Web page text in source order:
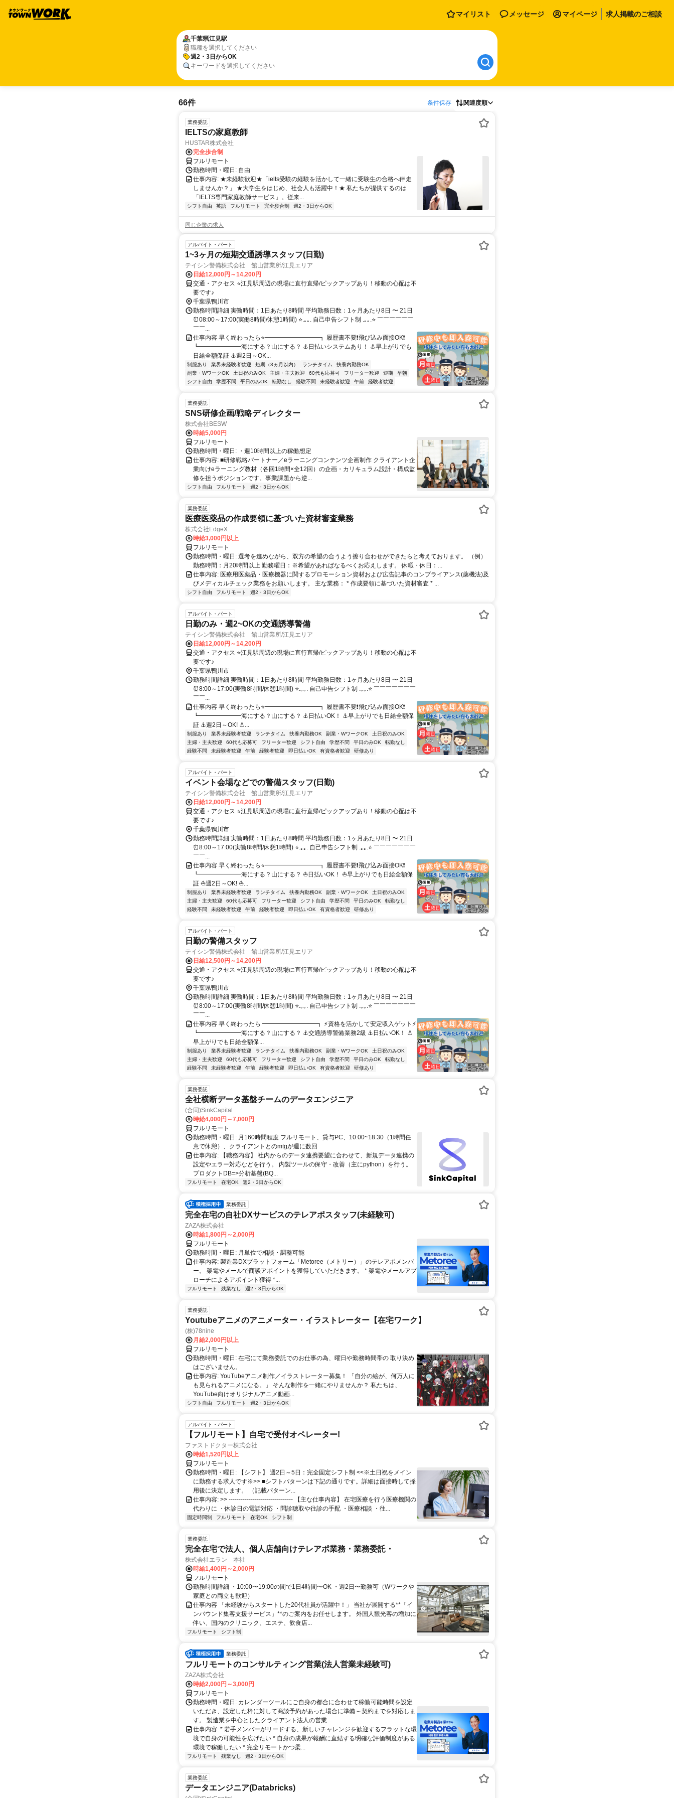
マイリスト メッセージ マイページ 求人掲載のご相談
千葉県江見駅
職種を選択してください
週2・3日からOK
キーワードを選択してください
66件 条件保存 関連度順
業務委託
IELTSの家庭教師
HUSTAR株式会社
完全歩合制
フルリモート
勤務時間・曜日: 自由
仕事内容: ★未経験歓迎★「ielts受験の経験を活かして一緒に受験生の合格へ伴走
しませんか？」 ★大学生をはじめ、社会人も活躍中！★ 私たちが提供するのは
「IELTS専門家庭教師サービス」。従来...
シフト自由 英語 フルリモート 完全歩合制 週2・3日からOK
同じ企業の求人
アルバイト・パート
1~3ヶ月の短期交通誘導スタッフ(日勤)
テイシン警備株式会社 館山営業所/江見エリア
日給12,000円～14,200円
交通・アクセス ⭐江見駅周辺の現場に直行直帰/ピックアップあり！移動の心配は不
要です♪
千葉県鴨川市
勤務時間詳細 実働時間：1日あたり8時間 平均勤務日数：1ヶ月あたり8日 〜 21日
⏰08:00～17:00(実働8時間/休憩1時間) ⭐.｡｡. 自己申告シフト制 .｡｡.⭐ ￣￣￣￣￣￣
￣￣...
仕事内容 早く終わったら⭐━━━━━━━━━┓ 履歴書不要❗飛び込み面接OK❗
┗━━━━━━━海にする？山にする？ ⚓日払いシステムあり！ ⚓早上がりでも
日給全額保証 ⚓週2日～OK...
制服あり 業界未経験者歓迎 短期（3ヵ月以内） ランチタイム
扶養内勤務OK
副業・WワークOK
土日祝のみOK 主婦・主夫歓迎 60代も応募可 フリーター歓迎 短期
早朝
シフト自由
学歴不問 平日のみOK 転勤なし 経験不問 未経験者歓迎 午前 経験者歓迎
業務委託
SNS研修企画/戦略ディレクター
株式会社BESW
時給5,000円
フルリモート
勤務時間・曜日: ・週10時間以上の稼働想定
仕事内容: ■研修戦略パートナー／eラーニングコンテンツ企画制作 クライアント企
業向けeラーニング教材（各回1時間×全12回）の企画・カリキュラム設計・構成監
修を担うポジションです。事業課題から逆...
シフト自由 フルリモート 週2・3日からOK
業務委託
医療医薬品の作成要領に基づいた資材審査業務
株式会社EdgeX
時給3,000円以上
フルリモート
勤務時間・曜日: 選考を進めながら、双方の希望の合うよう擦り合わせができたらと考えております。 （例）
勤務時間：月20時間以上 勤務曜日：※希望があればなるべくお応えします。 休暇・休日：...
仕事内容: 医療用医薬品・医療機器に関するプロモーション資材および広告記事のコンプライアンス(薬機法)及
びメディカルチェック業務をお願いします。 主な業務： * 作成要領に基づいた資材審査 * ...
シフト自由 フルリモート 週2・3日からOK
アルバイト・パート
日勤のみ・週2~OKの交通誘導警備
テイシン警備株式会社 館山営業所/江見エリア
日給12,000円～14,200円
交通・アクセス ⭐江見駅周辺の現場に直行直帰/ピックアップあり！移動の心配は不
要です♪
千葉県鴨川市
勤務時間詳細 実働時間：1日あたり8時間 平均勤務日数：1ヶ月あたり8日 〜 21日
⏰8:00～17:00(実働8時間/休憩1時間) ⭐.｡｡. 自己申告シフト制 .｡｡.⭐ ￣￣￣￣￣￣￣
￣￣...
仕事内容 早く終わったら⭐━━━━━━━━━┓ 履歴書不要❗飛び込み面接OK❗
┗━━━━━━━海にする？山にする？ ⚓日払いOK！ ⚓早上がりでも日給全額保
証 ⚓週2日～OK! ⚓...
制服あり 業界未経験者歓迎 ランチタイム 扶養内勤務OK 副業・WワークOK
土日祝のみOK
主婦・主夫歓迎
60代も応募可 フリーター歓迎 シフト自由 学歴不問 平日のみOK
転勤なし
経験不問
未経験者歓迎 午前 経験者歓迎 即日払いOK 有資格者歓迎 研修あり
アルバイト・パート
イベント会場などでの警備スタッフ(日勤)
テイシン警備株式会社 館山営業所/江見エリア
日給12,000円～14,200円
交通・アクセス ⭐江見駅周辺の現場に直行直帰/ピックアップあり！移動の心配は不
要です♪
千葉県鴨川市
勤務時間詳細 実働時間：1日あたり8時間 平均勤務日数：1ヶ月あたり8日 〜 21日
⏰8:00～17:00(実働8時間/休憩1時間) ⭐.｡｡. 自己申告シフト制 .｡｡.⭐ ￣￣￣￣￣￣￣
￣￣...
仕事内容 早く終わったら⭐━━━━━━━━━┓ 履歴書不要❗飛び込み面接OK❗
┗━━━━━━━海にする？山にする？ ⛵日払いOK！ ⛵早上がりでも日給全額保
証 ⛵週2日～OK! ⛵...
制服あり 業界未経験者歓迎 ランチタイム 扶養内勤務OK 副業・WワークOK
土日祝のみOK
主婦・主夫歓迎
60代も応募可 フリーター歓迎 シフト自由 学歴不問 平日のみOK
転勤なし
経験不問
未経験者歓迎 午前 経験者歓迎 即日払いOK 有資格者歓迎 研修あり
アルバイト・パート
日勤の警備スタッフ
テイシン警備株式会社 館山営業所/江見エリア
日給12,500円～14,200円
交通・アクセス ⭐江見駅周辺の現場に直行直帰/ピックアップあり！移動の心配は不
要です♪
千葉県鴨川市
勤務時間詳細 実働時間：1日あたり8時間 平均勤務日数：1ヶ月あたり8日 〜 21日
⏰8:00～17:00(実働8時間/休憩1時間) ⭐.｡｡. 自己申告シフト制 .｡｡.⭐ ￣￣￣￣￣￣￣
￣￣...
仕事内容 早く終わったら ━━━━━━━━━┓ ⚡資格を活かして安定収入ゲット⚡
┗━━━━━━━海にする？山にする？ ⚓交通誘導警備業務2級 ⚓日払いOK！ ⚓
早上がりでも日給全額保...
制服あり 業界未経験者歓迎 ランチタイム 扶養内勤務OK 副業・WワークOK
土日祝のみOK
主婦・主夫歓迎
60代も応募可 フリーター歓迎 シフト自由 学歴不問 平日のみOK
転勤なし
経験不問
未経験者歓迎 午前 経験者歓迎 即日払いOK 有資格者歓迎 研修あり
業務委託
全社横断データ基盤チームのデータエンジニア
(合同)SinkCapital
時給4,000円～7,000円
フルリモート
勤務時間・曜日: 月160時間程度 フルリモート、貸与PC、10:00~18:30（1時間任
意で休憩）、クライアントとのmtgが週に数回
仕事内容: 【職務内容】 社内からのデータ連携要望に合わせて、新規データ連携の
設定やエラー対応などを行う。 内製ツールの保守・改善（主にpython）を行う。
プロダクトDB=>分析基盤(BQ...
フルリモート 在宅OK 週2・3日からOK
業務委託
完全在宅の自社DXサービスのテレアポスタッフ(未経験可)
ZAZA株式会社
時給1,800円～2,000円
フルリモート
勤務時間・曜日: 月単位で相談・調整可能
仕事内容: 製造業DXプラットフォーム「Metoree（メトリー）」のテレアポメンバ
ー。 架電やメールで商談アポイントを獲得していただきます。 * 架電やメールアプ
ローチによるアポイント獲得 *...
フルリモート 残業なし 週2・3日からOK
業務委託
Youtubeアニメのアニメーター・イラストレーター【在宅ワーク】
(株)78nine
月給2,000円以上
フルリモート
勤務時間・曜日: 在宅にて業務委託でのお仕事の為、曜日や勤務時間帯の 取り決め
はございません。
仕事内容: YouTubeアニメ制作／イラストレーター募集！ 「自分の絵が、何万人に
も見られるアニメになる。」 そんな制作を一緒にやりませんか？ 私たちは、
YouTube向けオリジナルアニメ動画...
シフト自由 フルリモート 週2・3日からOK
アルバイト・パート
【フルリモート】自宅で受付オペレーター!
ファストドクター株式会社
時給1,520円以上
フルリモート
勤務時間・曜日: 【シフト】 週2日～5日：完全固定シフト制 <<※土日祝をメイン
に勤務する求人です※>> ■シフトパターンは下記の通りです。詳細は面接時して採
用後に決定します。 （記載パターン...
仕事内容: >> -------------------------------- 【主な仕事内容】 在宅医療を行う医療機関の
代わりに ・休診日の電話対応 ・問診聴取や往診の手配 ・医療相談 ・往...
固定時間制 フルリモート 在宅OK シフト制
業務委託
完全在宅で法人、個人店舗向けテレアポ業務・業務委託・
株式会社エラン 本社
時給1,400円～2,000円
フルリモート
勤務時間詳細 ・10:00〜19:00の間で1日4時間〜OK ・週2日〜勤務可（Wワークや
家庭との両立も歓迎）
仕事内容 「未経験からスタートした20代社員が活躍中！」 当社が展開する**「イ
ンバウンド集客支援サービス」**のご案内をお任せします。 外国人観光客の増加に
伴い、国内のクリニック、エステ、飲食店...
フルリモート シフト制
業務委託
フルリモートのコンサルティング営業(法人営業未経験可)
ZAZA株式会社
時給2,000円～3,000円
フルリモート
勤務時間・曜日: カレンダーツールにご自身の都合に合わせて稼働可能時間を設定
いただき、設定した枠に対して商談予約があった場合に準備～契約までを対応しま
す。 製造業を中心としたクライアント法人の営業...
仕事内容: * 若手メンバーがリードする、新しいチャレンジを歓迎するフラットな環
境で自身の可能性を広げたい * 自身の成果が報酬に直結する明確な評価制度がある
環境で稼働したい * 完全リモートかつ柔...
フルリモート 残業なし 週2・3日からOK
業務委託
データエンジニア(Databricks)